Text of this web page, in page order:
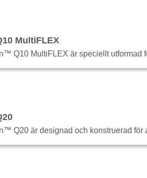
MultiFLEX
Q10 MultiFLEX är speciellt utformad
Q20 är designad och konstruerad